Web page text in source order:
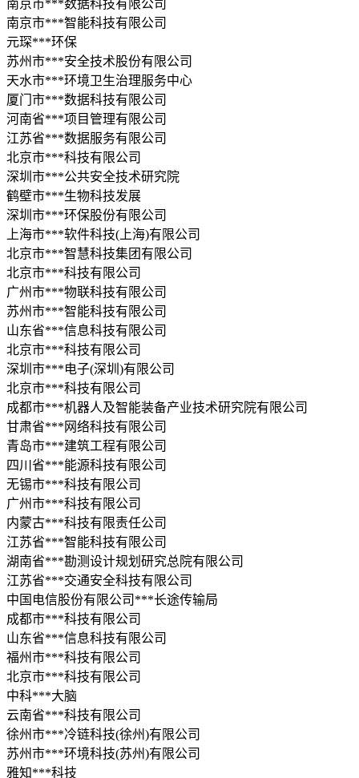
南京市***数据科技有限公司
南京市***智能科技有限公司
元琛***环保
苏州市***安全技术股份有限公司
天水市***环境卫生治理服务中心
厦门市***数据科技有限公司
河南省***项目管理有限公司
江苏省***数据服务有限公司
北京市***科技有限公司
深圳市***公共安全技术研究院
鹤壁市***生物科技发展
深圳市***环保股份有限公司
上海市***软件科技(上海)有限公司
北京市***智慧科技集团有限公司
北京市***科技有限公司
广州市***物联科技有限公司
苏州市***智能科技有限公司
山东省***信息科技有限公司
北京市***科技有限公司
深圳市***电子(深圳)有限公司
北京市***科技有限公司
成都市***机器人及智能装备产业技术研究院有限公司
甘肃省***网络科技有限公司
青岛市***建筑工程有限公司
四川省***能源科技有限公司
无锡市***科技有限公司
广州市***科技有限公司
内蒙古***科技有限责任公司
江苏省***智能科技有限公司
湖南省***勘测设计规划研究总院有限公司
江苏省***交通安全科技有限公司
中国电信股份有限公司***长途传输局
成都市***科技有限公司
山东省***信息科技有限公司
福州市***科技有限公司
北京市***科技有限公司
中科***大脑
云南省***科技有限公司
徐州市***冷链科技(徐州)有限公司
苏州市***环境科技(苏州)有限公司
雅知***科技